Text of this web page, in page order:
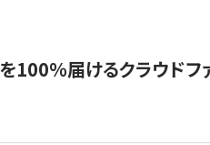
100％届けるクラウドフ